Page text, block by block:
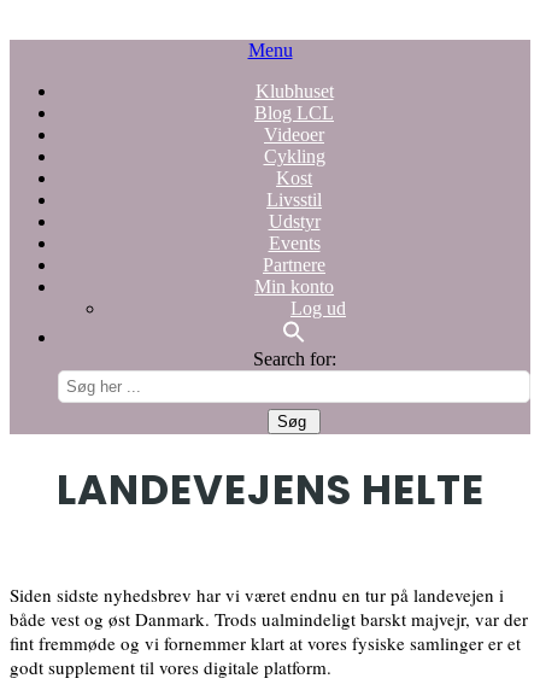
Menu
Klubhuset
Blog LCL
Videoer
Cykling
Kost
Livsstil
Udstyr
Events
Partnere
Min konto
Log ud
Search for:
LANDEVEJENS HELTE
Siden sidste nyhedsbrev har vi været endnu en tur på landevejen i
både vest og øst Danmark. Trods ualmindeligt barskt majvejr, var der
fint fremmøde og vi fornemmer klart at vores fysiske samlinger er et
godt supplement til vores digitale platform.